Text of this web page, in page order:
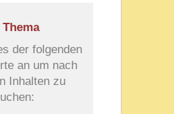
der folgenden
an um nach
Inhalten zu